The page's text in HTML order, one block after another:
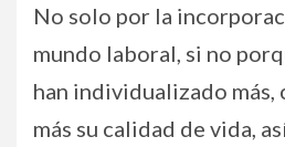
No solo por la
mundo laboral, si no
han individualizado más,
más su calidad de vida,